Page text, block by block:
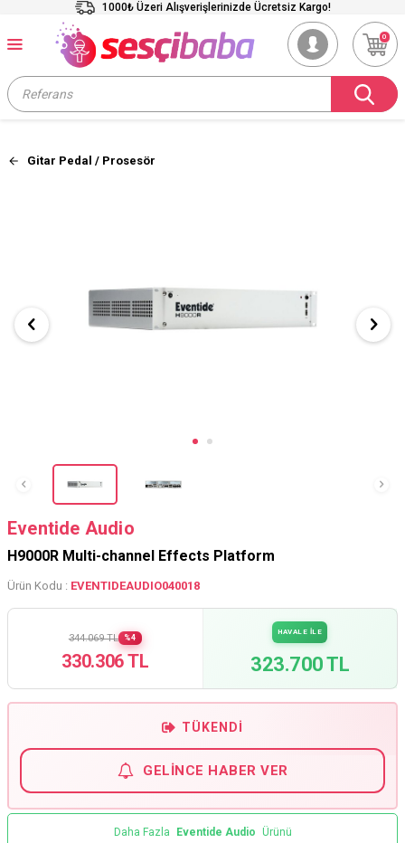
1000₺ Üzeri Alışverişlerinizde Ücretsiz Kargo!
0
Gitar Pedal / Prosesör
Eventide Audio
H9000R Multi-channel Effects Platform
Ürün Kodu : EVENTIDEAUDIO040018
344.069 TL %4
330.306 TL
HAVALE İLE
323.700 TL
TÜKENDI
GELINCE HABER VER
Daha Fazla Eventide Audio Ürünü